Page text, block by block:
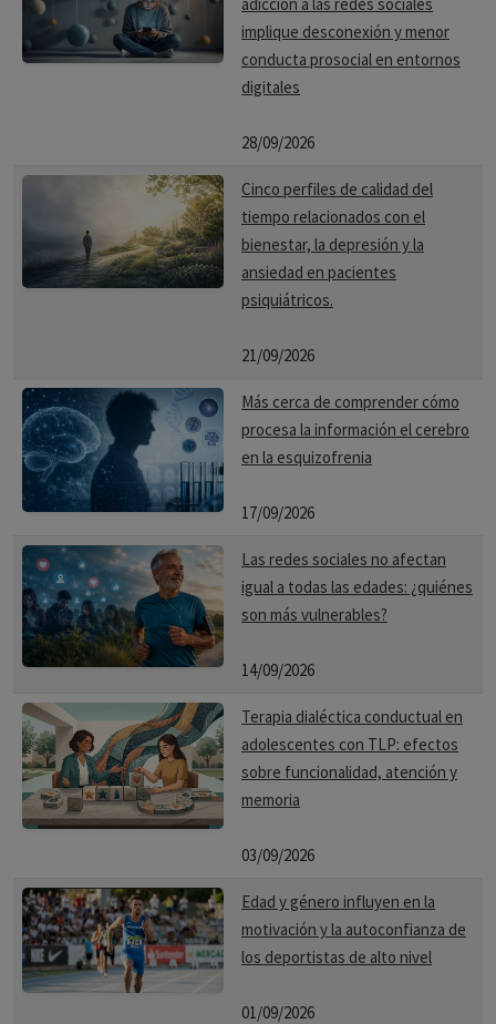
implique desconexión y menor
conducta prosocial en entornos
digitales
28/09/2026
Cinco perfiles de calidad del
tiempo relacionados con el
bienestar, la depresión y la
ansiedad en pacientes
psiquiátricos.
21/09/2026
Más cerca de comprender cómo
procesa la información el cerebro
en la esquizofrenia
17/09/2026
Las redes sociales no afectan
igual a todas las edades: ¿quiénes
son más vulnerables?
14/09/2026
Terapia dialéctica conductual en
adolescentes con TLP: efectos
sobre funcionalidad, atención y
memoria
03/09/2026
Edad y género influyen en la
motivación y la autoconfianza de
los deportistas de alto nivel
01/09/2026